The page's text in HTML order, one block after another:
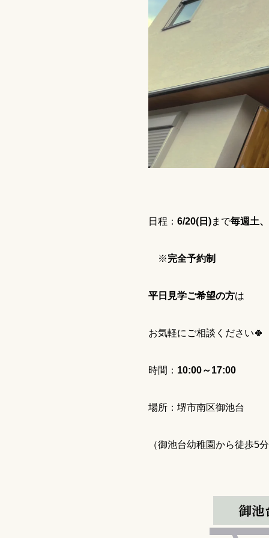
日程： 6/20(日)まで毎週土
※完全予約制
平日見学ご希望の方は
お気軽にご相談ください🍀
時間： 10:00～17:00
場所：堺市南区御池台
（御池台幼稚園から徒歩5